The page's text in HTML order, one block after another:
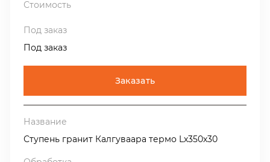
Одна из важных особенностей гранита Калгуваара
это его радиационная характеристика, относящая его к
Производство продукции из гранита Калгуваара
поступит полированная плитка 300х600х20, плиты
Под заказ
Заказать
Ступень гранит Калгуваара термо Lх350х30